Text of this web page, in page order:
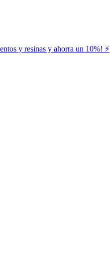
y resinas y ahorra un 10%! ⚡️